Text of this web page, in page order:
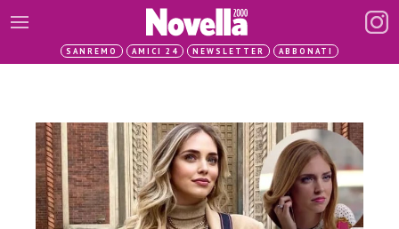
SANREMO AMICI 24 NEWSLETTER ABBONATI